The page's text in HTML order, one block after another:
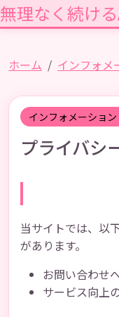
無理なく続け
ホーム インフォメ
インフォメーション
プライバシ
当サイトでは、以
があります。
お問い合わせ
サービス向上